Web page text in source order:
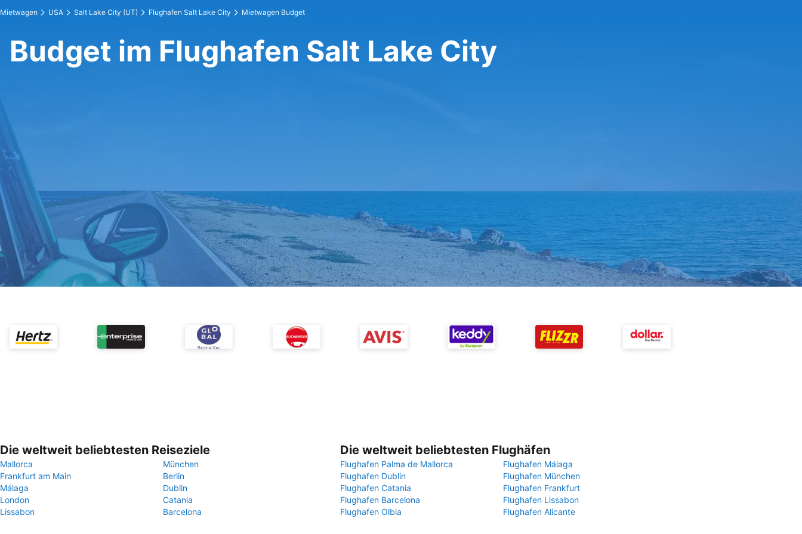
Mietwagen USA Salt Lake City (UT) Flughafen Salt Lake City Mietwagen Budget
Budget im Flughafen Salt Lake City
Die weltweit beliebtesten Reiseziele
Mallorca
München
Frankfurt am Main
Berlin
Málaga
Dublin
London
Catania
Lissabon
Barcelona
Die weltweit beliebtesten Flughäfen
Flughafen Palma de Mallorca
Flughafen Málaga
Flughafen Dublin
Flughafen München
Flughafen Catania
Flughafen Frankfurt
Flughafen Barcelona
Flughafen Lissabon
Flughafen Olbia
Flughafen Alicante